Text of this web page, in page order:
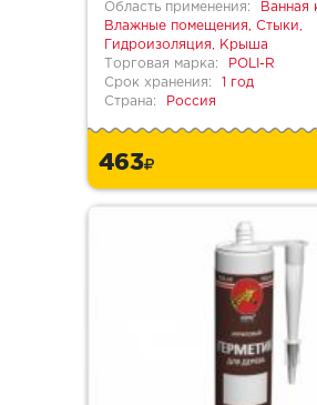
Область применения:
Ванная
Влажные помещения, Стыки,
Гидроизоляция, Крыша
Торговая марка:
POLI-R
Срок хранения:
1 год
Страна:
Россия
463